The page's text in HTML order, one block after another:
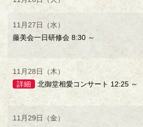
11月27日（水）
藤美会一日研修会 8:30 ～
11月28日（木）
詳細
北御堂相愛コンサート 12:25 ～
11月29日（金）